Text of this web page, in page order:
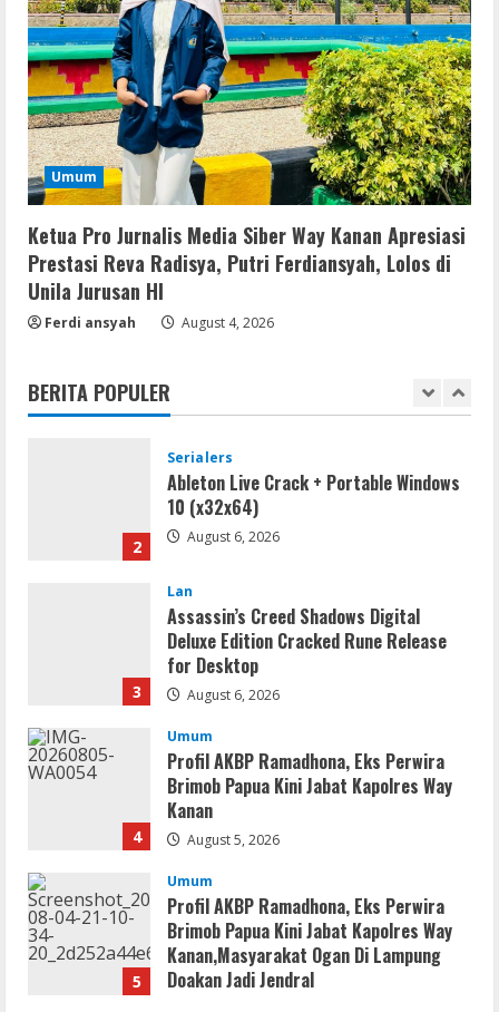
Umum
Ketua Pro Jurnalis Media Siber Way Kanan Apresiasi
Prestasi Reva Radisya, Putri Ferdiansyah, Lolos di
Unila Jurusan HI
Ferdi ansyah August 4, 2026
BERITA POPULER
4
Umum
Profil AKBP Ramadhona, Eks Perwira
Brimob Papua Kini Jabat Kapolres Way
Kanan
August 5, 2026
5
Umum
Profil AKBP Ramadhona, Eks Perwira
Brimob Papua Kini Jabat Kapolres Way
Kanan,Masyarakat Ogan Di Lampung
Doakan Jadi Jendral
1
Serialers
MATLAB Crack + Portable Clean
2
Serialers
Ableton Live Crack + Portable Windows
10 (x32x64)
August 6, 2026
3
Lan
Assassin’s Creed Shadows Digital
Deluxe Edition Cracked Rune Release
for Desktop
August 6, 2026
4
Umum
Profil AKBP Ramadhona, Eks Perwira
Brimob Papua Kini Jabat Kapolres Way
Kanan
August 5, 2026
5
Umum
Profil AKBP Ramadhona, Eks Perwira
Brimob Papua Kini Jabat Kapolres Way
Kanan,Masyarakat Ogan Di Lampung
Doakan Jadi Jendral